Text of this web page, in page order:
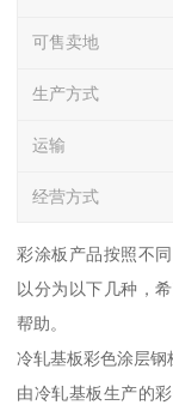
可售卖地
生产方式
运输
经营方式
彩涂板产品按照不
以分为以下几种，
帮助。
冷轧基板彩色涂层钢
由冷轧基板生产的